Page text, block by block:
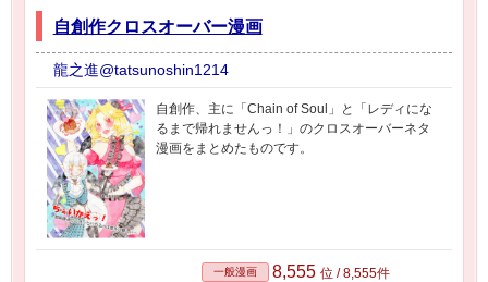
自創作クロスオーバー漫画
龍之進@tatsunoshin1214
自創作、主に「Chain of Soul」と「レディにな
るまで帰れませんっ！」のクロスオーバーネタ
漫画をまとめたものです。
一般漫画 8,555 位 / 8,555件